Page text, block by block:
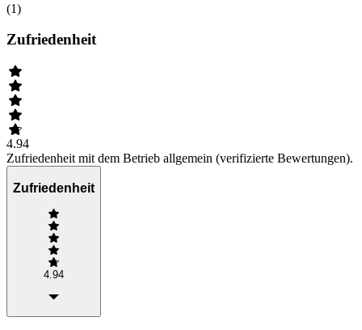
(1)
Zufriedenheit
4.94
Zufriedenheit mit dem Betrieb allgemein (verifizierte Bewertungen).
Zufriedenheit
4.94